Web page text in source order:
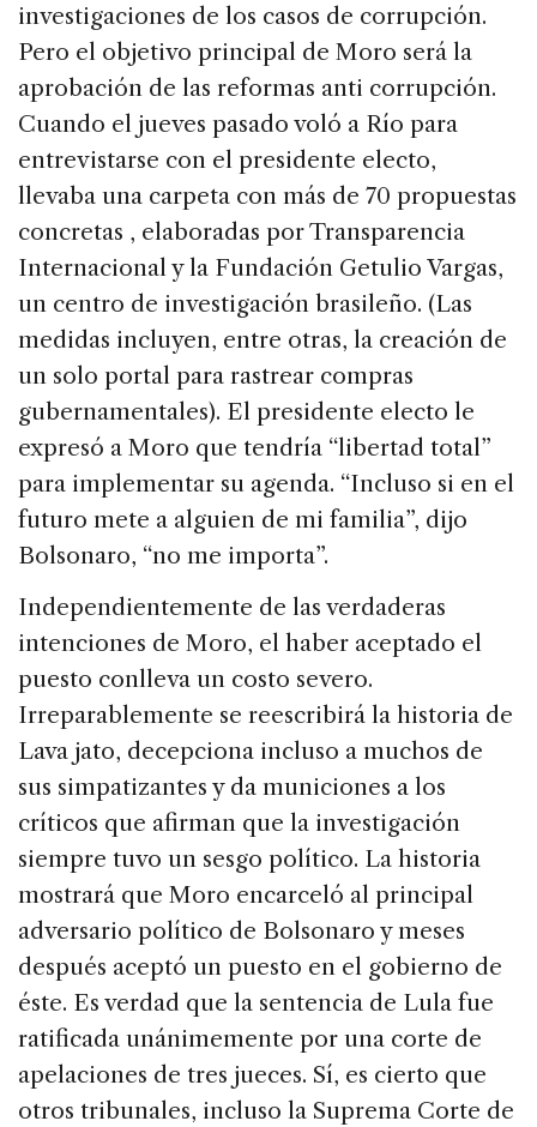
investigaciones de los casos de corrupción.
Pero el objetivo principal de Moro será la
aprobación de las reformas anti corrupción.
Cuando el jueves pasado voló a Río para
entrevistarse con el presidente electo,
llevaba una carpeta con más de 70 propuestas
concretas , elaboradas por Transparencia
Internacional y la Fundación Getulio Vargas,
un centro de investigación brasileño. (Las
medidas incluyen, entre otras, la creación de
un solo portal para rastrear compras
gubernamentales). El presidente electo le
expresó a Moro que tendría “libertad total”
para implementar su agenda. “Incluso si en el
futuro mete a alguien de mi familia”, dijo
Bolsonaro, “no me importa”.
Independientemente de las verdaderas
intenciones de Moro, el haber aceptado el
puesto conlleva un costo severo.
Irreparablemente se reescribirá la historia de
Lava jato, decepciona incluso a muchos de
sus simpatizantes y da municiones a los
críticos que afirman que la investigación
siempre tuvo un sesgo político. La historia
mostrará que Moro encarceló al principal
adversario político de Bolsonaro y meses
después aceptó un puesto en el gobierno de
éste. Es verdad que la sentencia de Lula fue
ratificada unánimemente por una corte de
apelaciones de tres jueces. Sí, es cierto que
otros tribunales, incluso la Suprema Corte de